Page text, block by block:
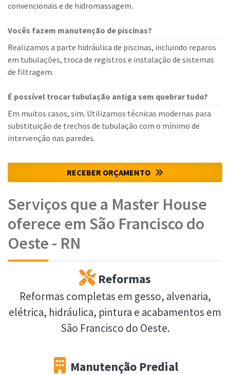
convencionais e de hidromassagem.
Vocês fazem manutenção de piscinas?
Realizamos a parte hidráulica de piscinas, incluindo reparos
em tubulações, troca de registros e instalação de sistemas
de filtragem.
É possível trocar tubulação antiga sem quebrar tudo?
Em muitos casos, sim. Utilizamos técnicas modernas para
substituição de trechos de tubulação com o mínimo de
intervenção nas paredes.
RECEBER ORÇAMENTO
Serviços que a Master House
oferece em São Francisco do
Oeste - RN
Reformas
Reformas completas em gesso, alvenaria,
elétrica, hidráulica, pintura e acabamentos em
São Francisco do Oeste.
Manutenção Predial